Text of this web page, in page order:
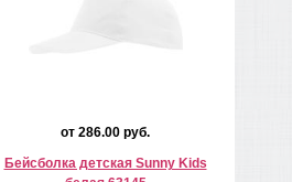
от 286.00 руб.
Бейсболка детская Sunny Kids